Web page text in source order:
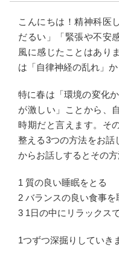
こんにちは！精神科医
だるい」「緊張や不安
風に感じたことはあり
は「自律神経の乱れ」
特に春は「環境の変化
が激しい」ことから、
時期だと言えます。そ
整える3つの方法をお話
からお話しするとその
1 質の良い睡眠をとる
2 バランスの良い食事を
3 1日の中にリラックス
1つずつ深掘りしていき